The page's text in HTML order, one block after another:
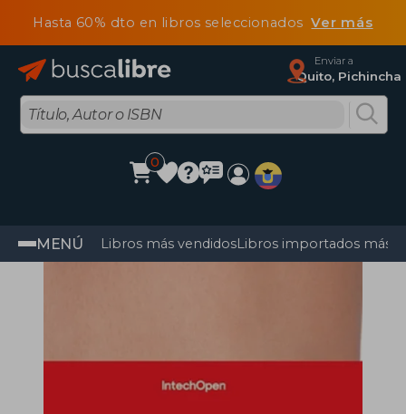
Hasta 60% dto en libros seleccionadosVer más
Enviar a
Quito, Pichincha
0
MENÚ Libros más vendidosLibros importados más